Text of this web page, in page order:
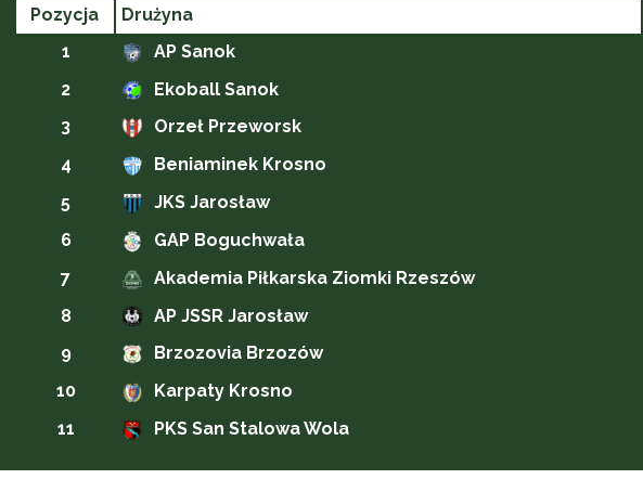
Pozycja Drużyna
1
AP Sanok
2
Ekoball Sanok
3
Orzeł Przeworsk
4
Beniaminek Krosno
5
JKS Jarosław
6
GAP Boguchwała
7
Akademia Piłkarska Ziomki Rzeszów
8
AP JSSR Jarosław
9
Brzozovia Brzozów
10
Karpaty Krosno
11
PKS San Stalowa Wola